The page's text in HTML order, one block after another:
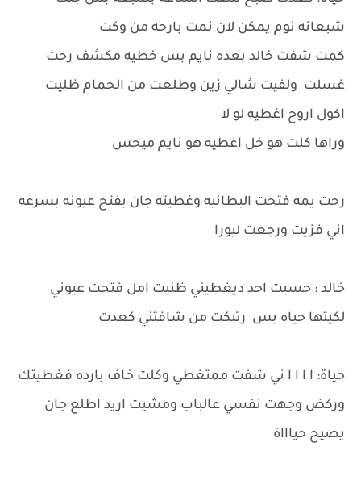
شبعانه نوم يمكن لان نمت بارحه من وكت
كمت شفت خالد بعده نايم بس خطيه مكشف رحت
غسلت ولفيت شالي زين وطلعت من الحمام ظليت
اكول اروح اغطيه لو لا
وراها كلت هو خل اغطيه هو نايم ميحس
رحت يمه فتحت البطانيه وغطيته جان يفتح عيونه بسرعه
اني فزيت ورجعت ليورا
خالد : حسيت احد ديغطيني ظنيت امل فتحت عيوني
لكيتها حياه بس رتبكت من شافتني كعدت
حياة: ا ا ا ا ني شفت ممتغطي وكلت خاف بارده فغطيتك
وركض وجهت نفسي عالباب ومشيت اريد اطلع جان
يصيح حياااة